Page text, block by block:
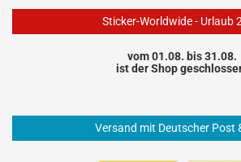
Sticker-Worldwide - Urlaub
vom 01.08. bis 31.08.
ist der Shop
Versand mit Deutscher Post